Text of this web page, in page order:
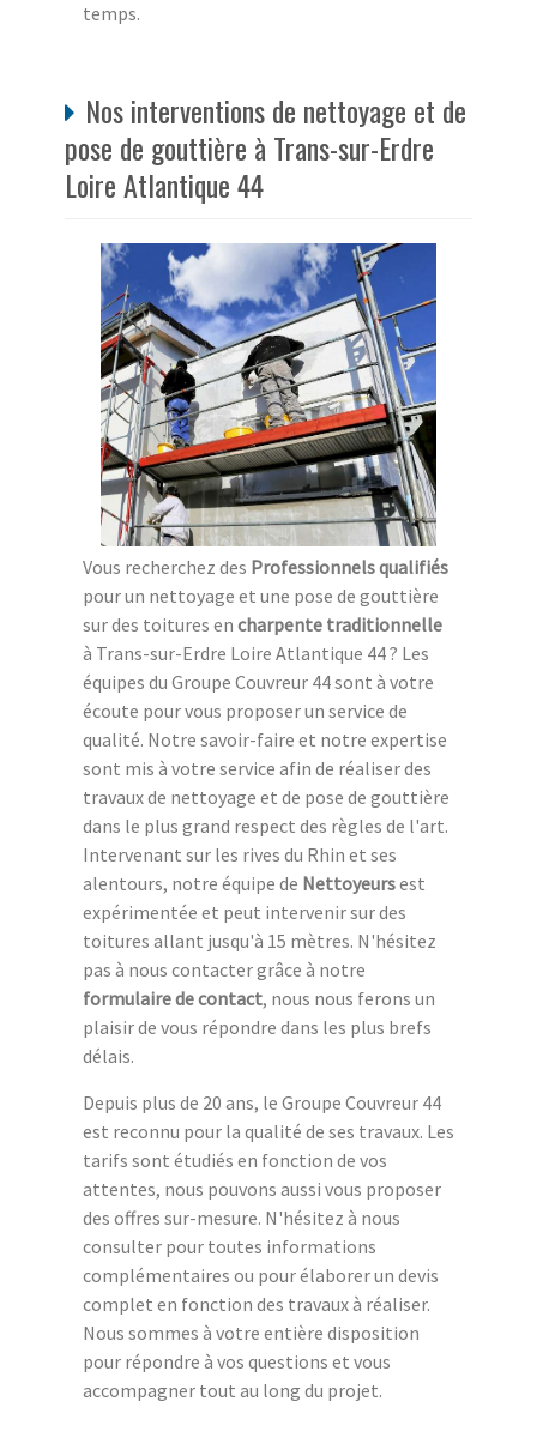
temps.
Nos interventions de nettoyage et de
pose de gouttière à Trans-sur-Erdre
Loire Atlantique 44
Vous recherchez des Professionnels qualifiés
pour un nettoyage et une pose de gouttière
sur des toitures en charpente traditionnelle
à Trans-sur-Erdre Loire Atlantique 44 ? Les
équipes du Groupe Couvreur 44 sont à votre
écoute pour vous proposer un service de
qualité. Notre savoir-faire et notre expertise
sont mis à votre service afin de réaliser des
travaux de nettoyage et de pose de gouttière
dans le plus grand respect des règles de l'art.
Intervenant sur les rives du Rhin et ses
alentours, notre équipe de Nettoyeursest
expérimentée et peut intervenir sur des
toitures allant jusqu'à 15 mètres. N'hésitez
pas à nous contacter grâce à notre
formulaire de contact, nous nous ferons un
plaisir de vous répondre dans les plus brefs
délais.
Depuis plus de 20 ans, le Groupe Couvreur 44
est reconnu pour la qualité de ses travaux. Les
tarifs sont étudiés en fonction de vos
attentes, nous pouvons aussi vous proposer
des offres sur-mesure. N'hésitez à nous
consulter pour toutes informations
complémentaires ou pour élaborer un devis
complet en fonction des travaux à réaliser.
Nous sommes à votre entière disposition
pour répondre à vos questions et vous
accompagner tout au long du projet.